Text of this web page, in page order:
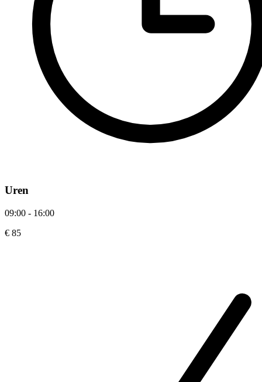
Uren
09:00 - 16:00
€ 85